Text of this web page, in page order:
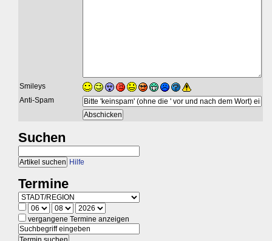
Smileys
Anti-Spam
Suchen
Hilfe
Termine
vergangene Termine anzeigen